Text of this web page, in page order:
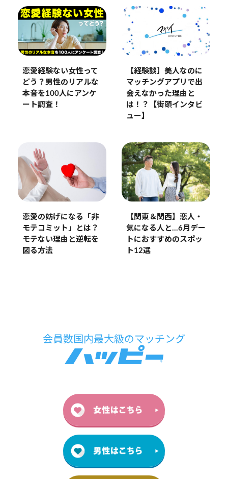
恋愛経験ない女性って
どう？男性のリアルな
本音を100人にアンケ
ート調査！
【経験談】美人なのに
マッチングアプリで出
会えなかった理由と
は！？【街頭インタビ
ュー】
恋愛の妨げになる「非
モテコミット」とは？
モテない理由と逆転を
図る方法
【関東＆関西】恋人・
気になる人と…6月デー
トにおすすめのスポッ
ト12選